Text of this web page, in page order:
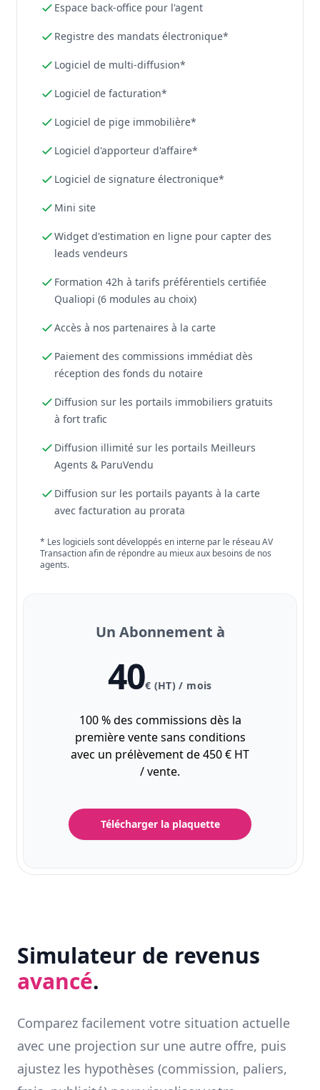
Espace back-office pour l'agent
Registre des mandats électronique*
Logiciel de multi-diffusion*
Logiciel de facturation*
Logiciel de pige immobilière*
Logiciel d'apporteur d'affaire*
Logiciel de signature électronique*
Mini site
Widget d'estimation en ligne pour capter des
leads vendeurs
Formation 42h à tarifs préférentiels certifiée
Qualiopi (6 modules au choix)
Accès à nos partenaires à la carte
Paiement des commissions immédiat dès
réception des fonds du notaire
Diffusion sur les portails immobiliers gratuits
à fort trafic
Diffusion illimité sur les portails Meilleurs
Agents & ParuVendu
Diffusion sur les portails payants à la carte
avec facturation au prorata
* Les logiciels sont développés en interne par le réseau AV
Transaction afin de répondre au mieux aux besoins de nos
agents.
Un Abonnement à
40€ (HT) / mois
100 % des commissions dès la
première vente sans conditions
avec un prélèvement de 450 € HT
/ vente.
Télécharger la plaquette
Simulateur de revenus
avancé.
Comparez facilement votre situation actuelle
avec une projection sur une autre offre, puis
ajustez les hypothèses (commission, paliers,